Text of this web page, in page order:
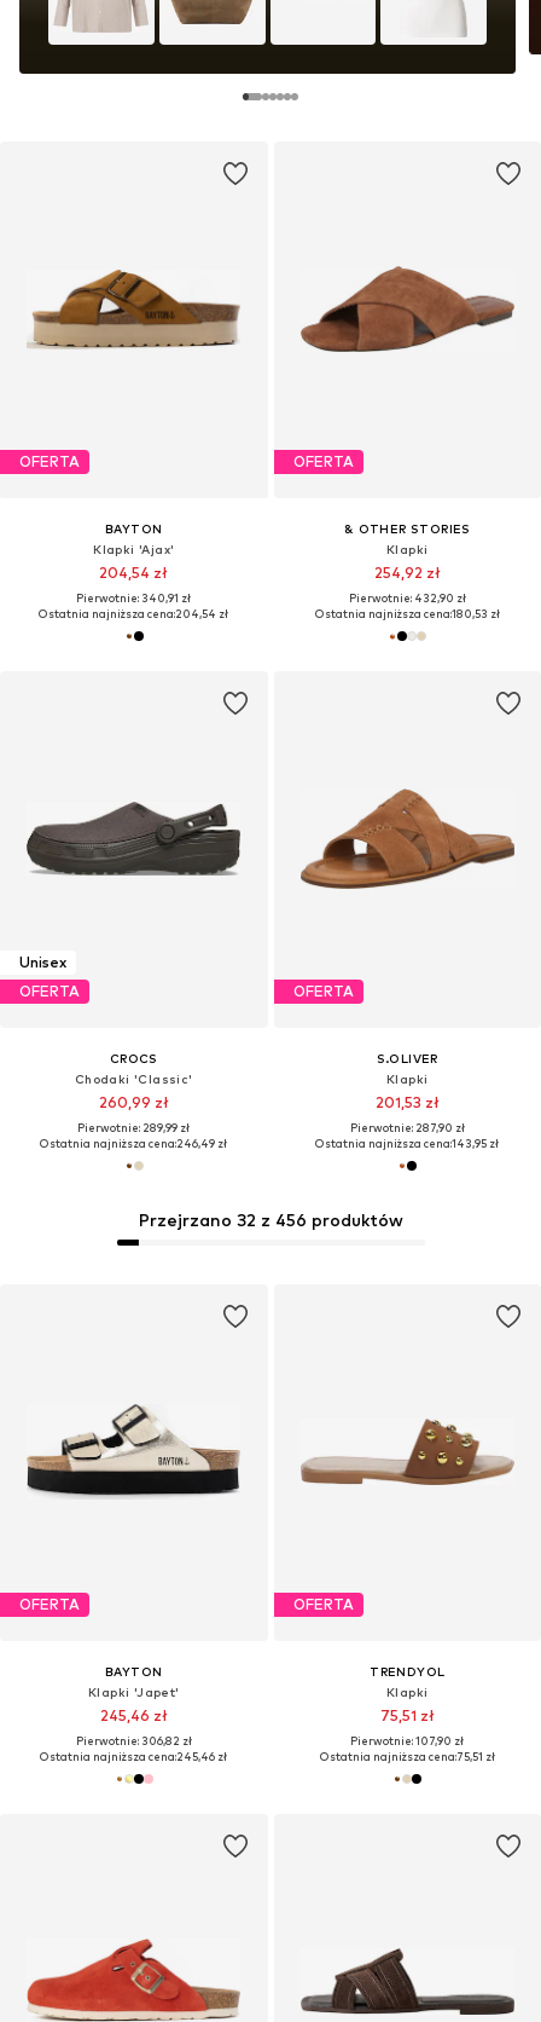
OFERTA
BAYTON
Klapki 'Ajax'
204,54 zł
Pierwotnie: 340,91 zł
Ostatnia najniższa cena:204,54 zł
OFERTA
& OTHER STORIES
Klapki
254,92 zł
Pierwotnie: 432,90 zł
Ostatnia najniższa cena:180,53 zł
Unisex
OFERTA
CROCS
Chodaki 'Classic'
260,99 zł
Pierwotnie: 289,99 zł
Ostatnia najniższa cena:246,49 zł
OFERTA
S.OLIVER
Klapki
201,53 zł
Pierwotnie: 287,90 zł
Ostatnia najniższa cena:143,95 zł
OFERTA
BAYTON
Klapki 'Japet'
245,46 zł
Pierwotnie: 306,82 zł
Ostatnia najniższa cena:245,46 zł
Przejrzano 32 z 456 produktów
OFERTA
TRENDYOL
Klapki
75,51 zł
Pierwotnie: 107,90 zł
Ostatnia najniższa cena:75,51 zł